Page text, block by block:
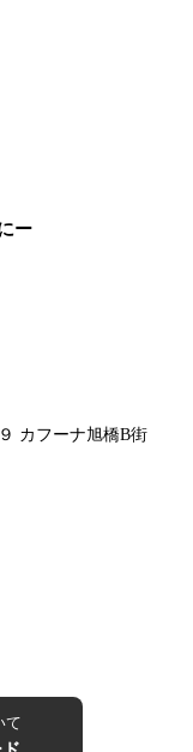
ー
カフーナ旭橋B街
て